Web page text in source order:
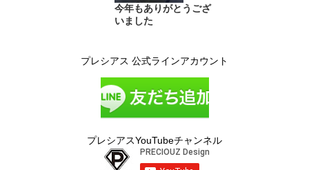
今年もありがとうござ
いました
プレシアス 公式ラインアカウント
プレシアスYouTubeチャンネル